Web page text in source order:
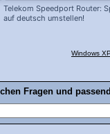
Telekom Speedport Router:
auf deutsch umstellen!
Windows
Fragen und